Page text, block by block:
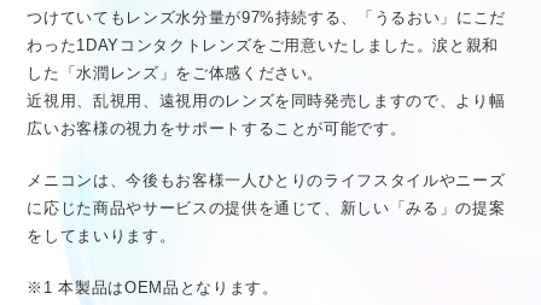
つけていてもレンズ水分量が97%持続する、「うるおい」にこだ
わった1DAYコンタクトレンズをご用意いたしました。涙と親和
した「水潤レンズ」をご体感ください。
近視用、乱視用、遠視用のレンズを同時発売しますので、より幅
広いお客様の視力をサポートすることが可能です。
メニコンは、今後もお客様一人ひとりのライフスタイルやニーズ
に応じた商品やサービスの提供を通じて、新しい「みる」の提案
をしてまいります。
※1 本製品はOEM品となります。